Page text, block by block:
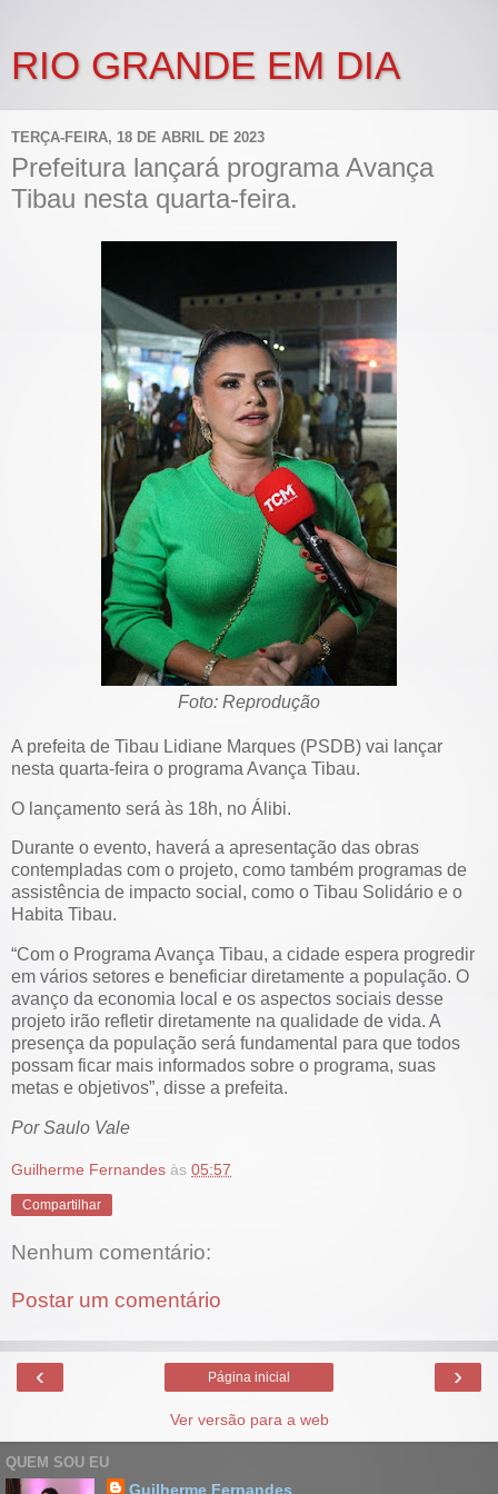
RIO GRANDE EM DIA
TERÇA-FEIRA, 18 DE ABRIL DE 2023
Prefeitura lançará programa Avança
Tibau nesta quarta-feira.
Foto: Reprodução
A prefeita de Tibau Lidiane Marques (PSDB) vai lançar
nesta quarta-feira o programa Avança Tibau.
O lançamento será às 18h, no Álibi.
Durante o evento, haverá a apresentação das obras
contempladas com o projeto, como também programas de
assistência de impacto social, como o Tibau Solidário e o
Habita Tibau.
“Com o Programa Avança Tibau, a cidade espera progredir
em vários setores e beneficiar diretamente a população. O
avanço da economia local e os aspectos sociais desse
projeto irão refletir diretamente na qualidade de vida. A
presença da população será fundamental para que todos
possam ficar mais informados sobre o programa, suas
metas e objetivos”, disse a prefeita.
Por Saulo Vale
Guilherme Fernandes às 05:57
Compartilhar
Nenhum comentário:
Postar um comentário
‹ ›
Página inicial
Ver versão para a web
QUEM SOU EU
Guilherme Fernandes